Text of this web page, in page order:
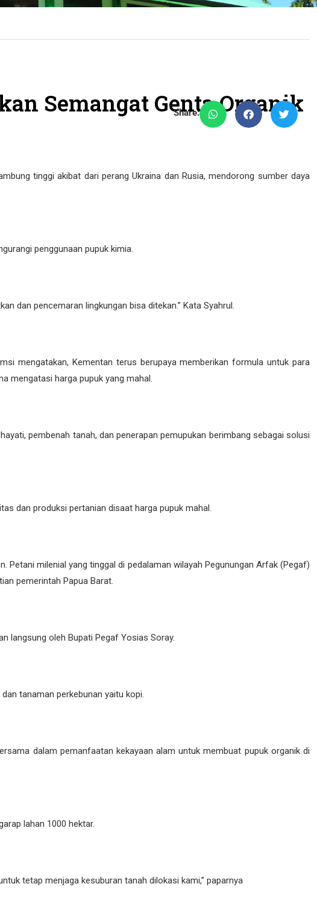
Semangat Genta Organik
Share:
tinggi akibat dari perang Ukraina dan Rusia, mendorong sumber daya
penggunaan pupuk kimia.
dan pencemaran lingkungan bisa ditekan.” Kata Syahrul.
mengatakan, Kementan terus berupaya memberikan formula untuk para
mengatasi harga pupuk yang mahal.
pembenah tanah, dan penerapan pemupukan berimbang sebagai solusi
dan produksi pertanian disaat harga pupuk mahal.
milenial yang tinggal di pedalaman wilayah Pegunungan Arfak (Pegaf)
pemerintah Papua Barat.
langsung oleh Bupati Pegaf Yosias Soray.
tanaman perkebunan yaitu kopi.
dalam pemanfaatan kekayaan alam untuk membuat pupuk organik di
lahan 1000 hektar.
tetap menjaga kesuburan tanah dilokasi kami,” paparnya